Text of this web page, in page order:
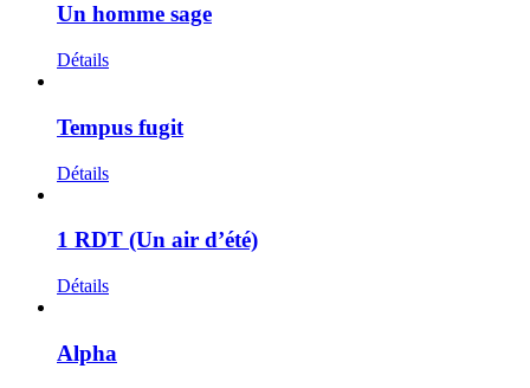
Un homme sage
Détails
Tempus fugit
Détails
1 RDT (Un air d’été)
Détails
Alpha